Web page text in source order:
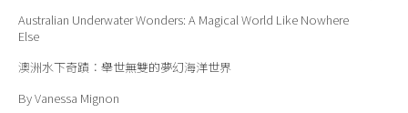
Australian Underwater Wonders: A Magical World Like Nowhere
Else
澳洲水下奇蹟：舉世無雙的夢幻海洋世界
By Vanessa Mignon